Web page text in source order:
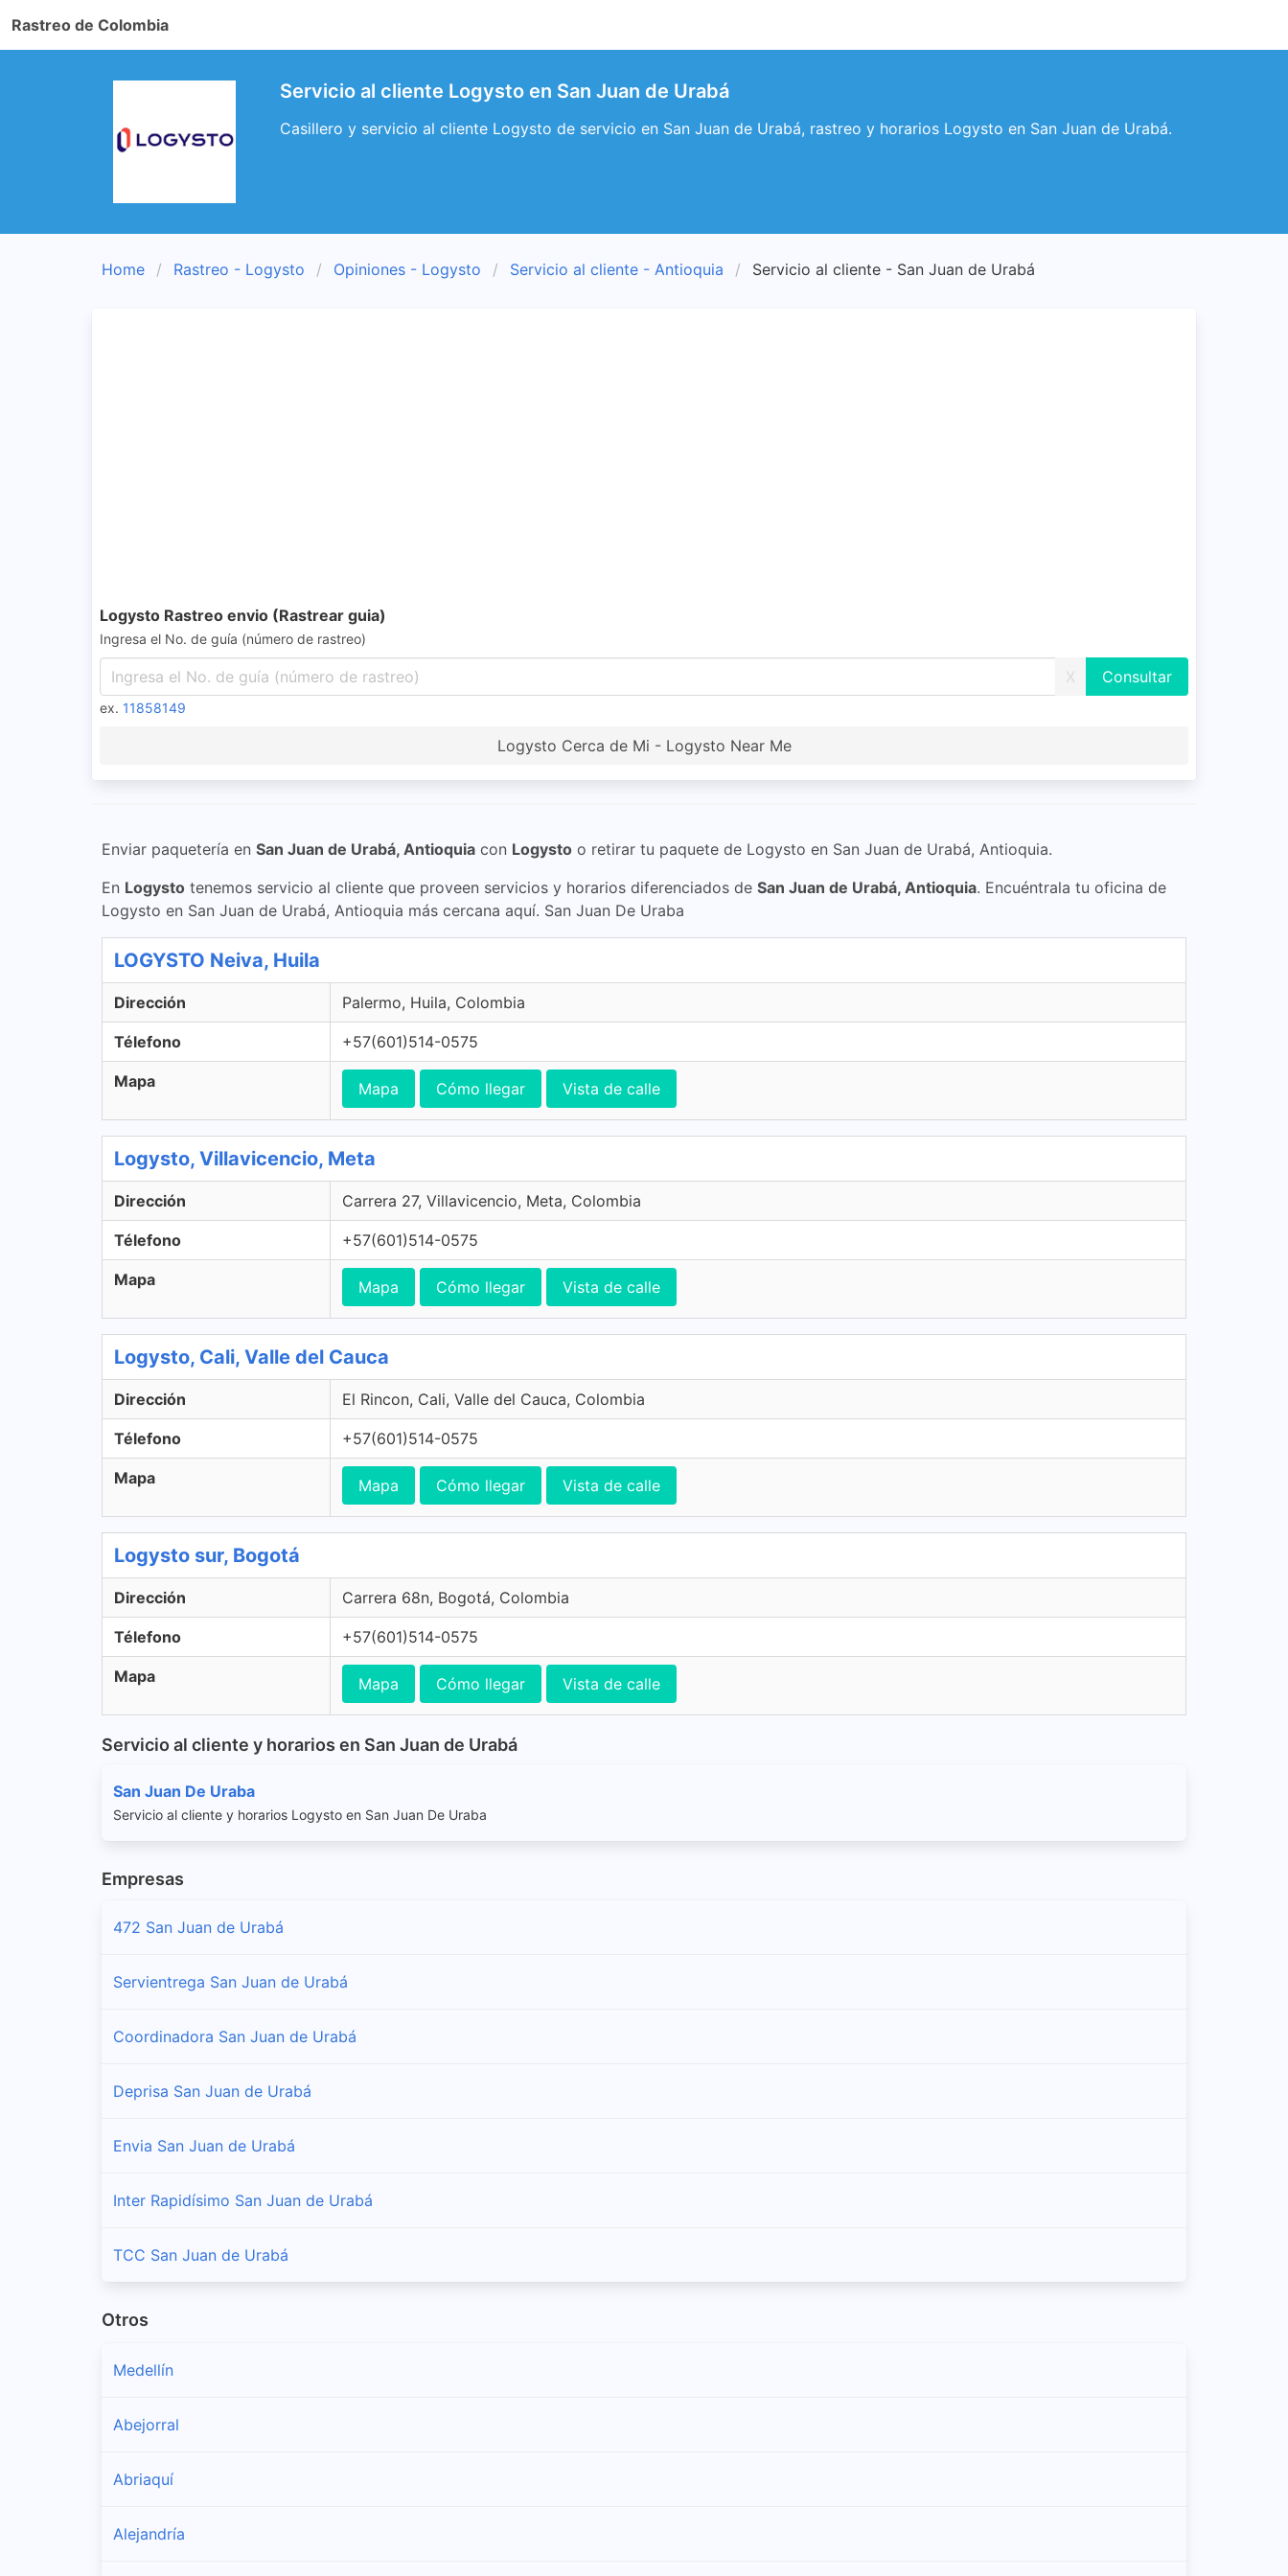
Rastreo de Colombia
Servicio al cliente Logysto en San Juan de Urabá
Casillero y servicio al cliente Logysto de servicio en San Juan de Urabá, rastreo y horarios Logysto en San Juan de Urabá.
Home Rastreo - Logysto Opiniones - Logysto Servicio al cliente - Antioquia Servicio al cliente - San Juan de Urabá
Logysto Rastreo envio (Rastrear guia)
Ingresa el No. de guía (número de rastreo)
X
ex. 11858149
Logysto Cerca de Mi - Logysto Near Me
Enviar paquetería en San Juan de Urabá, Antioquia con Logysto o retirar tu paquete de Logysto en San Juan de Urabá, Antioquia.
En Logysto tenemos servicio al cliente que proveen servicios y horarios diferenciados de San Juan de Urabá, Antioquia. Encuéntrala tu oficina de
Logysto en San Juan de Urabá, Antioquia más cercana aquí. San Juan De Uraba
LOGYSTO Neiva, Huila
Dirección Palermo, Huila, Colombia
Télefono +57(601)514-0575
Mapa Mapa Cómo llegar Vista de calle
Logysto, Villavicencio, Meta
Dirección Carrera 27, Villavicencio, Meta, Colombia
Télefono +57(601)514-0575
Mapa Mapa Cómo llegar Vista de calle
Logysto, Cali, Valle del Cauca
Dirección El Rincon, Cali, Valle del Cauca, Colombia
Télefono +57(601)514-0575
Mapa Mapa Cómo llegar Vista de calle
Logysto sur, Bogotá
Dirección Carrera 68n, Bogotá, Colombia
Télefono +57(601)514-0575
Mapa Mapa Cómo llegar Vista de calle
Servicio al cliente y horarios en San Juan de Urabá
San Juan De Uraba
Servicio al cliente y horarios Logysto en San Juan De Uraba
Empresas
472 San Juan de Urabá
Servientrega San Juan de Urabá
Coordinadora San Juan de Urabá
Deprisa San Juan de Urabá
Envia San Juan de Urabá
Inter Rapidísimo San Juan de Urabá
TCC San Juan de Urabá
Otros
Medellín
Abejorral
Abriaquí
Alejandría